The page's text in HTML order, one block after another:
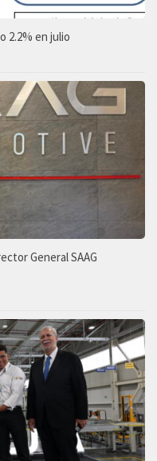
2.2% en julio
General SAAG